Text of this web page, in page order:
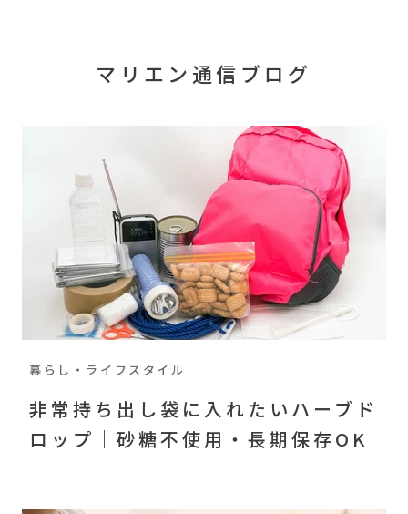
マリエン通信ブログ
暮らし・ライフスタイル
非常持ち出し袋に入れたいハーブド
ロップ｜砂糖不使用・長期保存OK